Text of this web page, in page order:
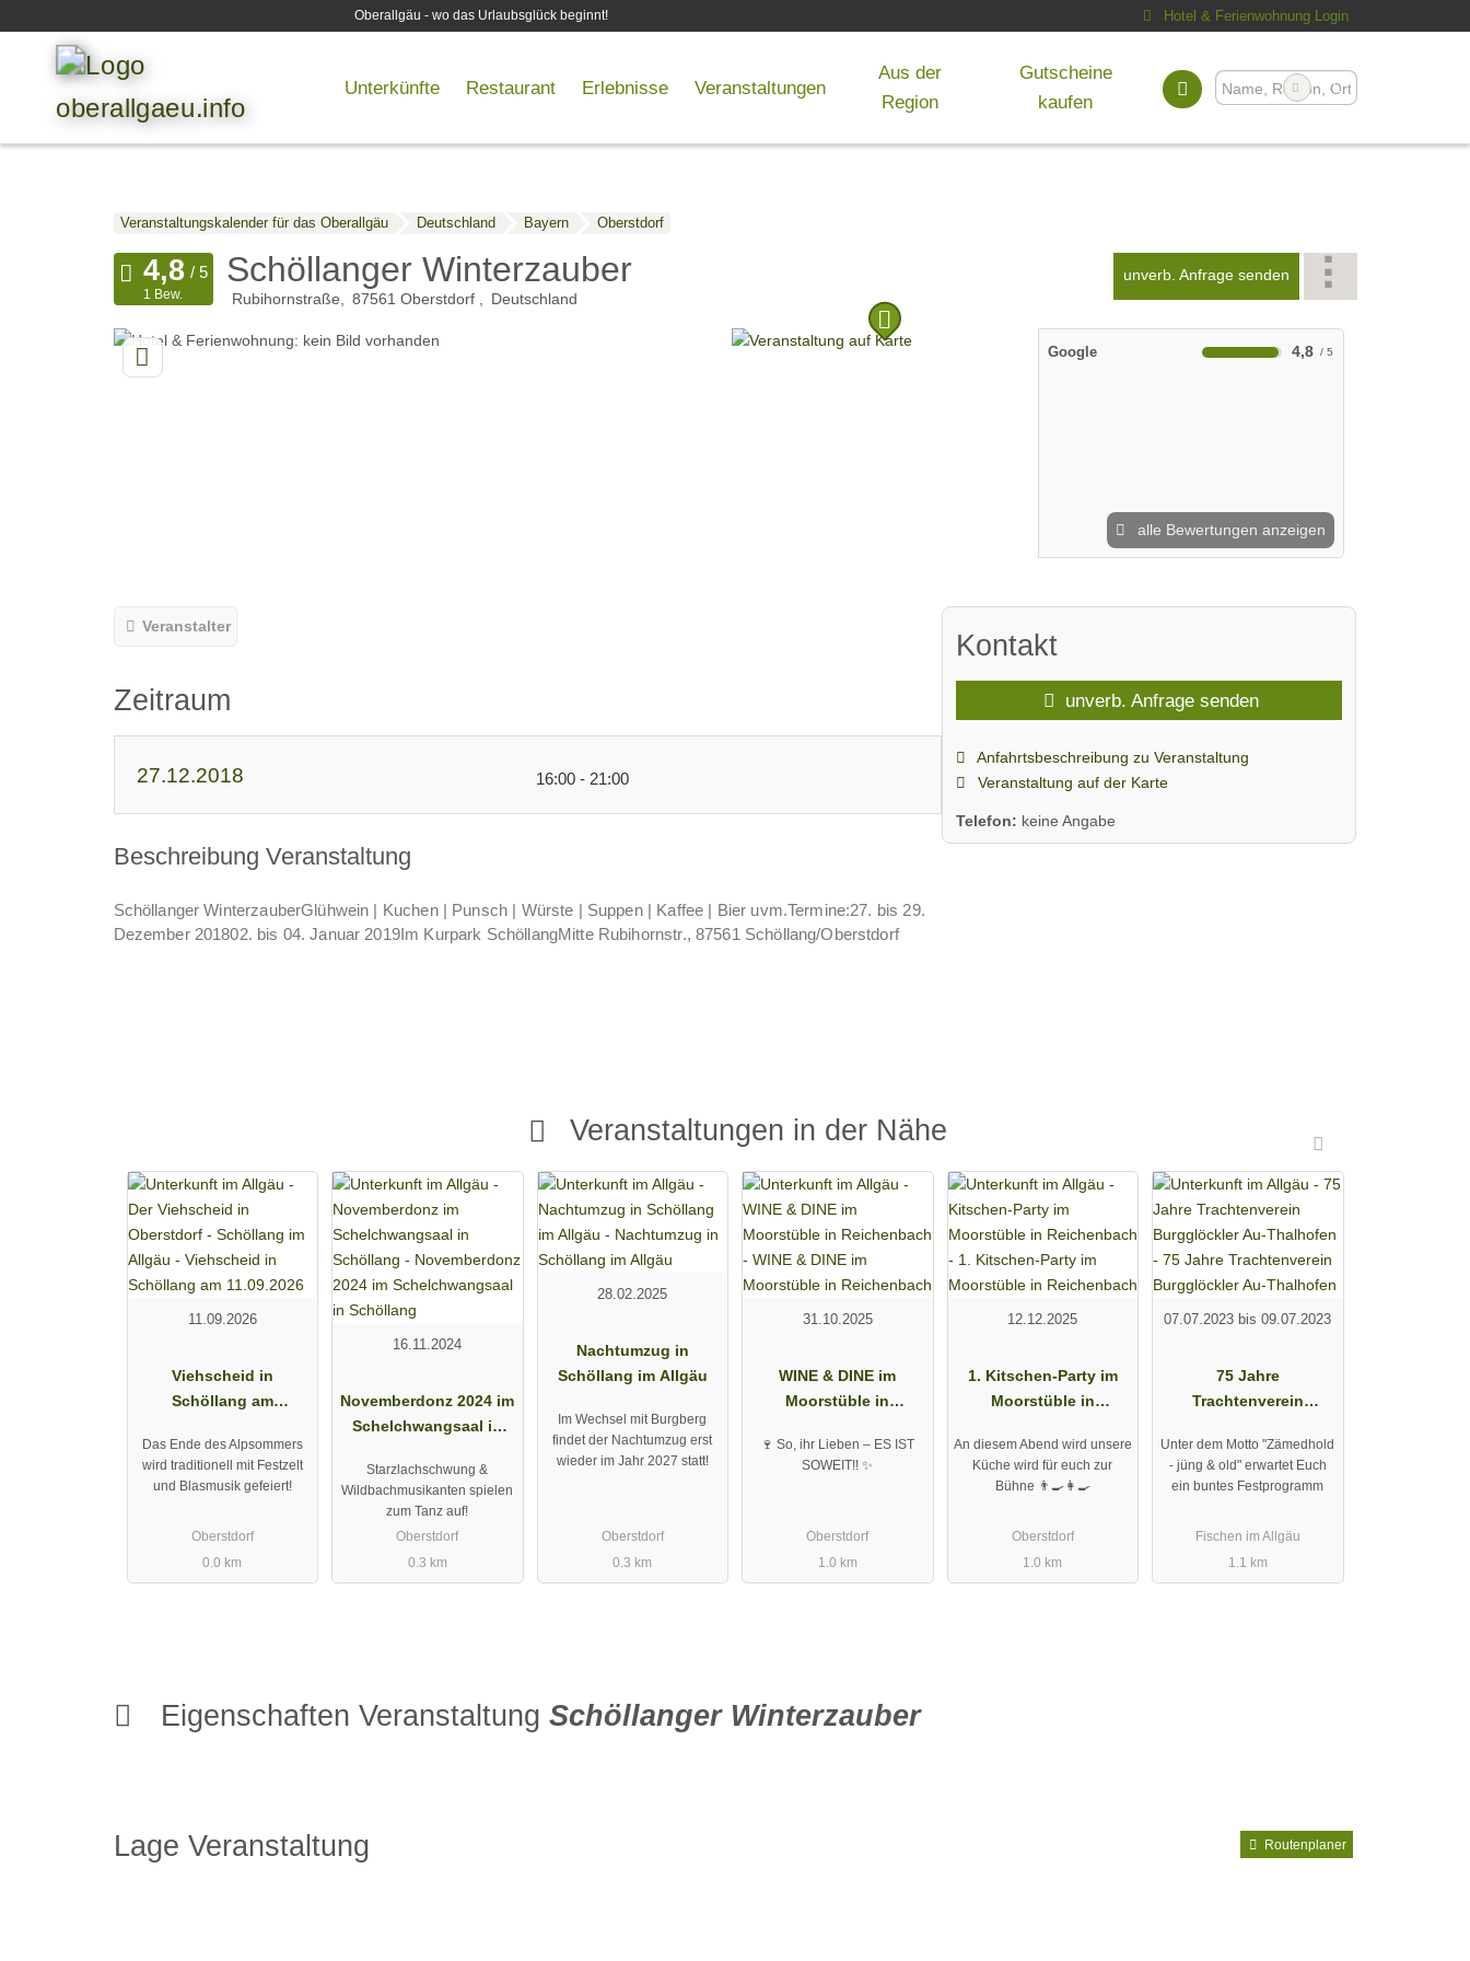
Oberallgäu - wo das Urlaubsglück beginnt! Hotel & Ferienwohnung Login
Unterkünfte Restaurant Erlebnisse Veranstaltungen
Aus der
Region
Gutscheine
kaufen
Veranstaltungskalender für das Oberallgäu Deutschland Bayern Oberstdorf
Schöllanger Winterzauber
Rubihornstraße 87561 Oberstdorf Deutschland
unverb. Anfrage senden
1 Bew.
Google 4,8
alle Bewertungen anzeigen
Veranstalter
Zeitraum
27.12.2018 16:00 - 21:00
Beschreibung Veranstaltung
Schöllanger WinterzauberGlühwein | Kuchen | Punsch | Würste | Suppen | Kaffee | Bier uvm.Termine:27. bis 29.
Dezember 201802. bis 04. Januar 2019Im Kurpark SchöllangMitte Rubihornstr., 87561 Schöllang/Oberstdorf
Kontakt
unverb. Anfrage senden
Anfahrtsbeschreibung zu Veranstaltung
Veranstaltung auf der Karte
Telefon: keine Angabe
Veranstaltungen in der Nähe
11.09.2026
Viehscheid in
Schöllang am
Das Ende des Alpsommers
wird traditionell mit Festzelt
und Blasmusik gefeiert!
Oberstdorf
0.0 km
16.11.2024
Novemberdonz 2024 im
Schelchwangsaal in
Starzlachschwung &
Wildbachmusikanten spielen
zum Tanz auf!
Oberstdorf
0.3 km
28.02.2025
Nachtumzug in
Schöllang im Allgäu
Im Wechsel mit Burgberg
findet der Nachtumzug erst
wieder im Jahr 2027 statt!
Oberstdorf
0.3 km
31.10.2025
WINE & DINE im
Moorstüble in
🍷 So, ihr Lieben – ES IST
SOWEIT!! ✨
Oberstdorf
1.0 km
12.12.2025
1. Kitschen-Party im
Moorstüble in
An diesem Abend wird unsere
Küche wird für euch zur
Bühne 👨‍🍳👩‍🍳
Oberstdorf
1.0 km
07.07.2023 bis 09.07.2023
75 Jahre
Trachtenverein
Thalhofen
Unter dem Motto "Zämedhold
- jüng & old" erwartet Euch
ein buntes Festprogramm
Fischen im Allgäu
1.1 km
Eigenschaften VeranstaltungSchöllanger Winterzauber
Lage Veranstaltung Routenplaner